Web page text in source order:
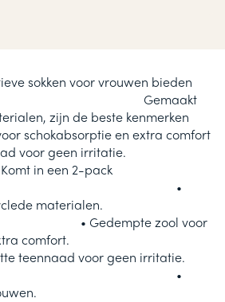
sokken voor vrouwen bieden
Gemaakt
zijn de beste kenmerken
schokabsorptie en extra comfort
voor geen irritatie.
een 2-pack
materialen.
zool voor
en extra comfort.
voor geen irritatie.